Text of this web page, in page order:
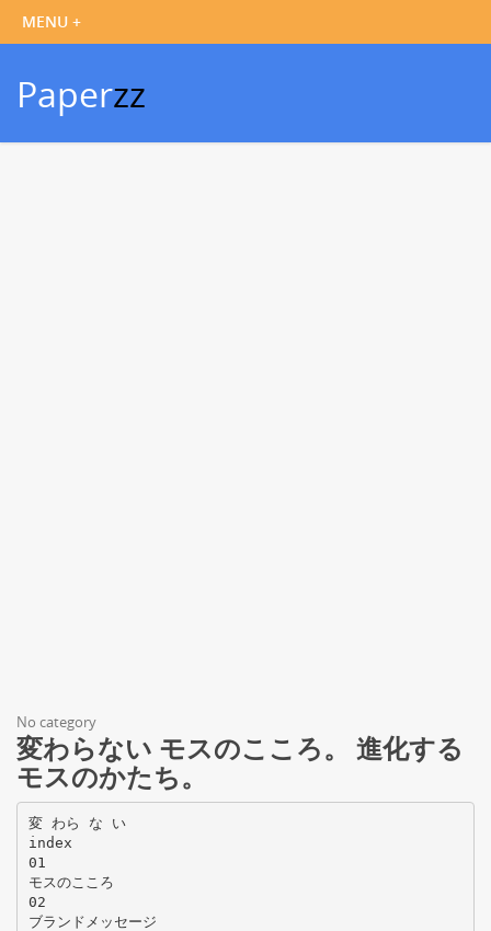
Paperzz
No category
変わらない モスのこころ。 進化する
モスのかたち。
変 わら な い
index
01
モスのこころ
02
ブランドメッセージ